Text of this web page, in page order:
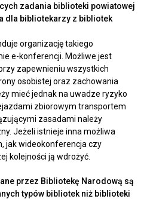
zadania biblioteki powiatowej
dla bibliotekarzy z bibliotek
organizację takiego
e-konferencji. Możliwe jest
zapewnieniu wszystkich
osobistej oraz zachowania
mieć jednak na uwadze ryzyko
zbiorowym transportem
zasadami należy
Jeżeli istnieje inna możliwa
jak wideokonferencja czy
kolejności ją wdrożyć.
przez Bibliotekę Narodową są
typów bibliotek niż biblioteki